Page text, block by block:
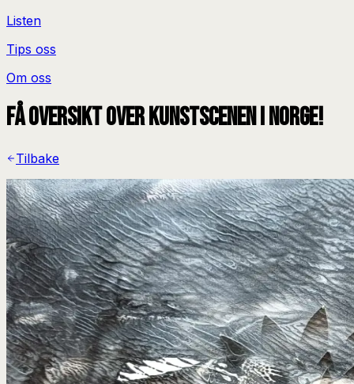
Listen
Tips oss
Om oss
Få oversikt over kunstscenen i Norge!
Tilbake